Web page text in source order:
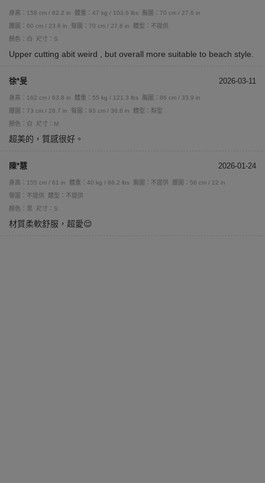
身高：158 cm / 62.2 in 體重：47 kg / 103.6 lbs
胸圍：70 cm / 27.6 in
腰圍：60 cm / 23.6 in
臀圍：70 cm / 27.6 in
體型：不提供
顏色：白
尺寸：S
Upper cutting abit weird , but overall more suitable to beach style.
徐*旻 2026-03-11
身高：162 cm / 63.8 in 體重：55 kg / 121.3 lbs
胸圍：86 cm / 33.9 in
腰圍：73 cm / 28.7 in
臀圍：93 cm / 36.6 in
體型：梨型
顏色：白
尺寸：M
超美的，質感很好。
陳*慧 2026-01-24
身高：155 cm / 61 in 體重：40 kg / 88.2 lbs 胸圍：不提供
腰圍：56 cm / 22 in
臀圍：不提供
體型：不提供
顏色：黑
尺寸：S
材質柔軟舒服，超愛😌